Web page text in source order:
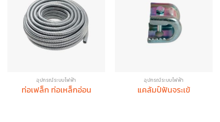
อุปกรณ์ระบบไฟฟ้า
ท่อเฟล็ก ท่อเหล็กอ่อน
อุปกรณ์ระบบไฟฟ้า
แคล้มป์ฟันจระเข้